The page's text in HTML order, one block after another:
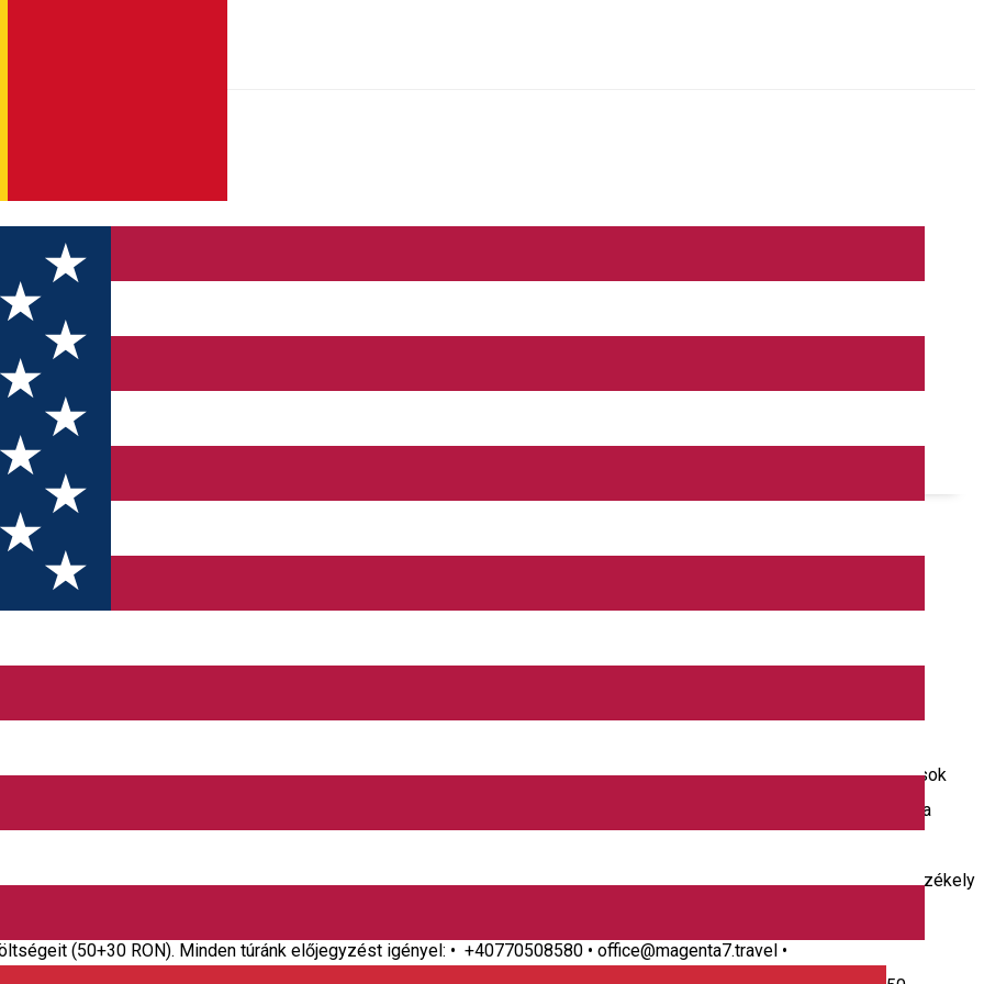
Desztináció: Sóvidék Program ára: 350 RON csoport (1-7 főig) • Az élményfoglalkozásokat leginkább 6 fős
350 RON/csoport. • 8 főnél nagyobb csoportok esetén a foglalkozás ára 50 RON/személy. Leírás: Ezen foglalkozások
elmerüljön a mesterség megismerésében, mégpedig úgy, hogy a szakember által felügyelve, saját maga inaskodjék a
hazaviheti. • Fazekas élményműhely (a hazavihető eredmény: tálak, csuprok, vázák, agyagszobrok) • Taplász
hűtőmágnesek) • Kürtőskalács-készítő élményfoglalkozás • Aragonit bizsu csiszoló élményműhely (a székely
a nyakláncát, gyűrűjét, fülbevalóját vagy marokkövét). Ennél a tevékenységnél pluszba fizetni kell egy 30 lej/fő
(50+30 RON). Minden túránk előjegyzést igényel: • +40770508580 • office@magenta7.travel •